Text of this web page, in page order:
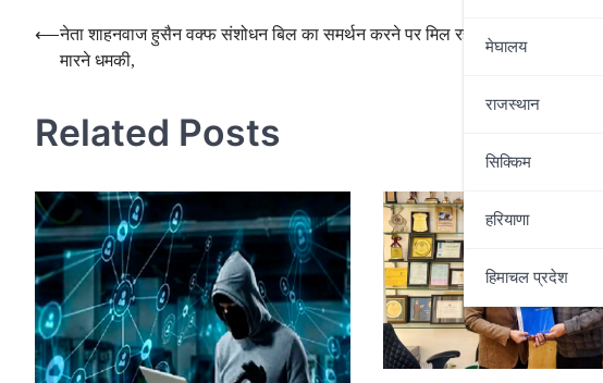
मेघालय
राजस्थान
सिक्किम
हरियाणा
हिमाचल प्रदेश
Post
navigation
⟵नेता शाहनवाज हुसैन वक्फ संशोधन बिल का समर्थन करने पर मिल रही जान से
मारने धमकी,
पीएम
Related Posts